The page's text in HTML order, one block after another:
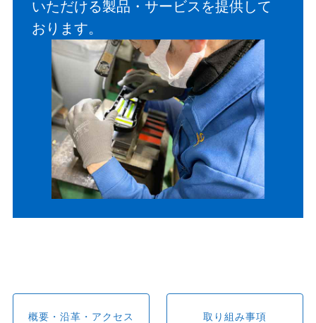
いただける製品・サービスを提供して
おります。
概要・沿革・アクセス 取り組み事項